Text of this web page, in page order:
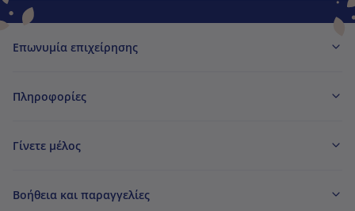
Επωνυμία επιχείρησης
Πληροφορίες
Γίνετε μέλος
Βοήθεια και παραγγελίες